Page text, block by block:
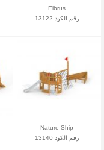
Elbrus
رقم الكود 13122
Nature Ship
رقم الكود 13140